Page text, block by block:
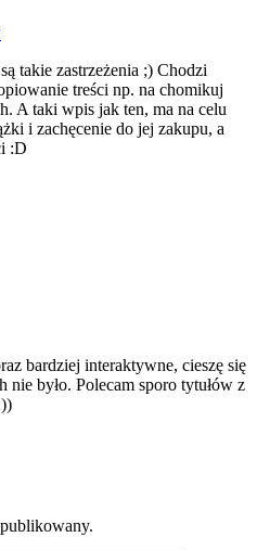
takie zastrzeżenia ;) Chodzi
treści np. na chomikuj
A taki wpis jak ten, ma na celu
i zachęcenie do jej zakupu, a
:D
bardziej interaktywne, cieszę się
nie było. Polecam sporo tytułów z